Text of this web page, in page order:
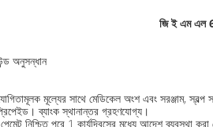
জি ই এম এল
অনুসন্ধান
মূল্যের সাথে মেডিকেল অংশ এবং সরঞ্জাম, স্বল্প
ব্যাংক স্থানান্তর গ্রহণযোগ্য।
পেমেন্ট নিশ্চিত পরে 1 কার্যদিবসের মধ্যে আদেশ